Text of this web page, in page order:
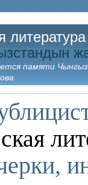
памяти